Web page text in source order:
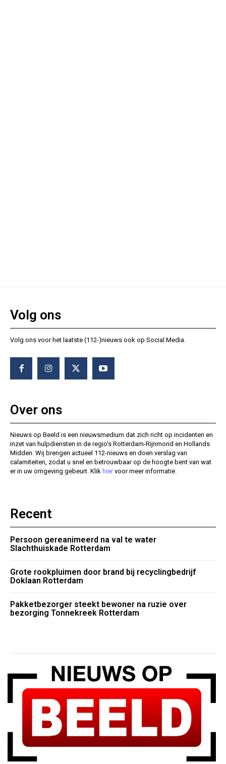
Volg ons
Volg ons voor het laatste (112-)nieuws ook op Social Media.
Over ons
Nieuws op Beeld is een nieuwsmedium dat zich richt op incidenten en
inzet van hulpdiensten in de regio’s Rotterdam-Rijnmond en Hollands
Midden. Wij brengen actueel 112-nieuws en doen verslag van
calamiteiten, zodat u snel en betrouwbaar op de hoogte bent van wat
er in uw omgeving gebeurt. Klik hiervoor meer informatie.
Recent
Persoon gereanimeerd na val te water
Slachthuiskade Rotterdam
Grote rookpluimen door brand bij recyclingbedrijf
Doklaan Rotterdam
Pakketbezorger steekt bewoner na ruzie over
bezorging Tonnekreek Rotterdam